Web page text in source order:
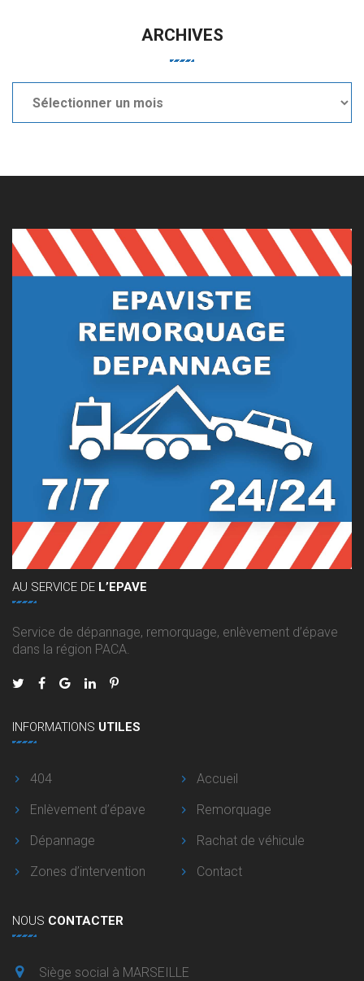
ARCHIVES
AU SERVICE DE L’EPAVE
Service de dépannage, remorquage, enlèvement d’épave
dans la région PACA.
INFORMATIONS UTILES
404
Accueil
Enlèvement d’épave
Remorquage
Dépannage
Rachat de véhicule
Zones d’intervention
Contact
NOUS CONTACTER
Siège social à MARSEILLE